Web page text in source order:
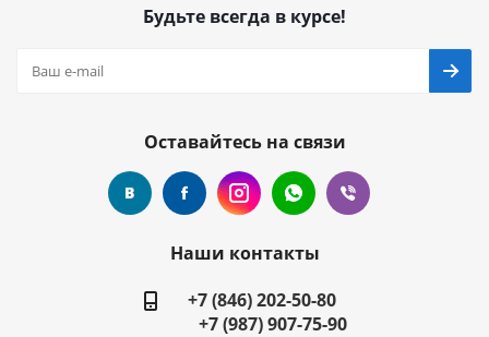
Будьте всегда в курсе!
Оставайтесь на связи
Наши контакты
+7 (846) 202-50-80
+7 (987) 907-75-90